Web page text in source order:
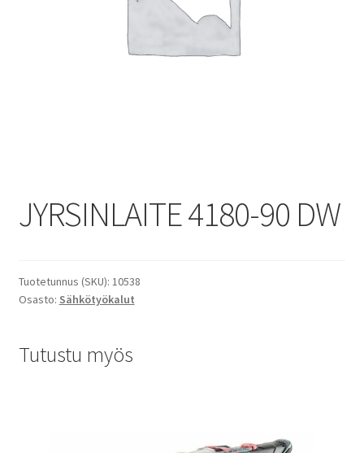
JYRSINLAITE 4180-90 DW
Tuotetunnus (SKU): 10538
Osasto: Sähkötyökalut
Tutustu myös